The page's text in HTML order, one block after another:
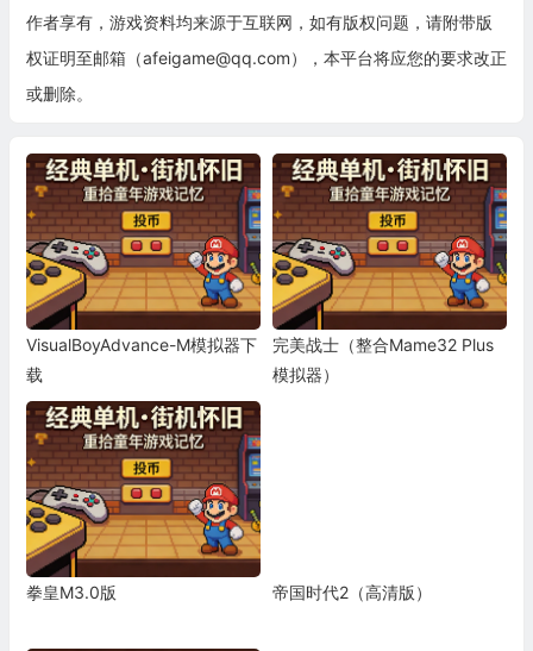
作者享有，游戏资料均来源于互联网，如有版权问题，请附带版
权证明至邮箱（afeigame@qq.com），本平台将应您的要求改正
或删除。
VisualBoyAdvance-M模拟器下
载
完美战士（整合Mame32 Plus
模拟器）
拳皇M3.0版 帝国时代2（高清版）